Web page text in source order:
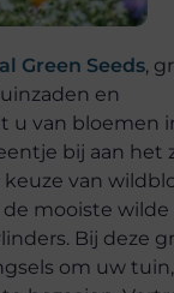
Green Seeds,
en
u van bloemen
bij aan het
van
mooiste
Bij deze
om uw